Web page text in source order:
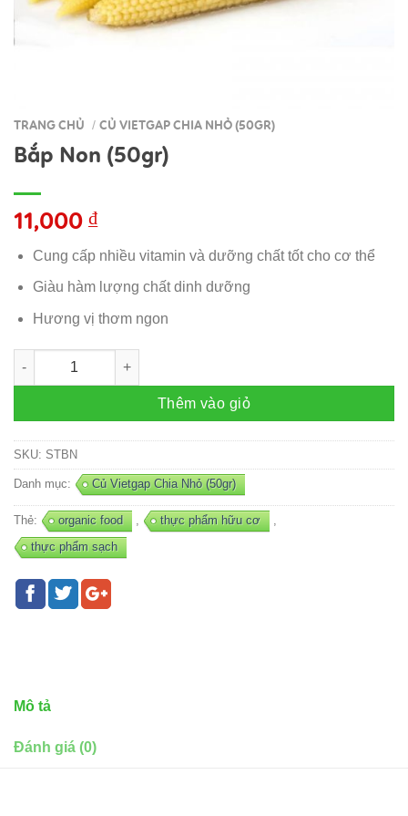
TRANG CHỦ / CỦ VIETGAP CHIA NHỎ (50GR)
Bắp Non (50gr)
11,000 ₫
Cung cấp nhiều vitamin và dưỡng chất tốt cho cơ thể
Giàu hàm lượng chất dinh dưỡng
Hương vị thơm ngon
Bắp Non (50gr) số lượng
Thêm vào giỏ
SKU: STBN
Danh mục: Củ Vietgap Chia Nhỏ (50gr)
Thẻ: organic food thực phẩm hữu cơ
thực phẩm sạch
Mô tả
Đánh giá (0)